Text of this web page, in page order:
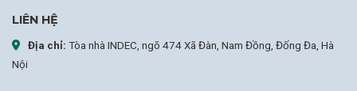
LIÊN HỆ
Địa chỉ: Tòa nhà INDEC, ngõ 474 Xã Đàn, Nam Đồng, Đống Đa, Hà
Nội